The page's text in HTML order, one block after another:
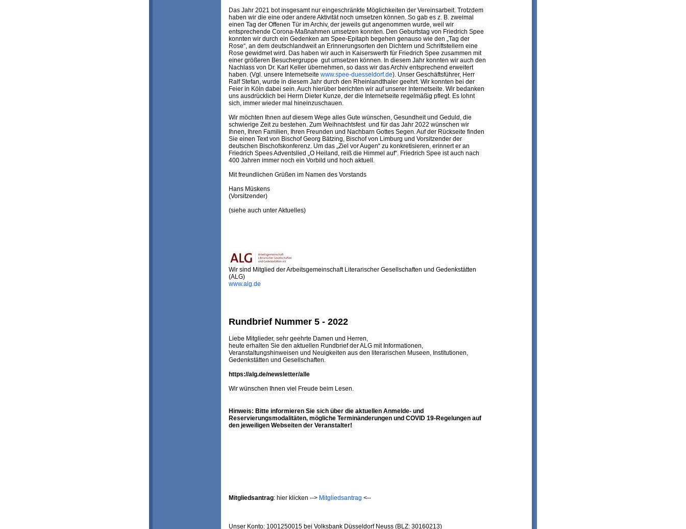
Das Jahr 2021 bot insgesamt nur eingeschränkte Möglichkeiten der Vereinsarbeit. Trotzdem
haben wir die eine oder andere Aktivität noch umsetzen können. So gab es z. B. zweimal
einen Tag der Offenen Tür im Archiv, der jeweils gut angenommen wurde, weil wir
entsprechende Corona-Maßnahmen umsetzen konnten. Den Geburtstag von Friedrich Spee
konnten wir durch ein Gedenken am Spee-Epitaph begehen genauso wie den „Tag der
Rose“, an dem deutschlandweit an Erinnerungsorten den Dichtern und Schriftstellern eine
Rose gewidmet wird. Das haben wir auch in Kaiserswerth für Friedrich Spee zusammen mit
einer größeren Besuchergruppe gut umsetzen können. In diesem Jahr konnten wir auch den
Nachlass von Dr. Karl Keller übernehmen, so dass wir das Archiv entsprechend erweitert
haben. (Vgl. unsere Internetseite www.spee-duesseldorf.de). Unser Geschäftsführer, Herr
Ralf Stefan, wurde in diesem Jahr durch den Rheinlandthaler geehrt. Wir konnten bei der
Feier in Köln dabei sein. Auch hierüber berichten wir auf unserer Internetseite. Wir bedanken
uns ausdrücklich bei Herrn Dieter Kunze, der die Internetseite regelmäßig pflegt. Es lohnt
sich, immer wieder mal hineinzuschauen.
Wir möchten Ihnen auf diesem Wege alles Gute wünschen, Gesundheit und Geduld, die
schwierige Zeit zu bestehen. Zum Weihnachtsfest und für das Jahr 2022 wünschen wir
Ihnen, Ihren Familien, Ihren Freunden und Nachbarn Gottes Segen. Auf der Rückseite finden
Sie einen Text von Bischof Georg Bätzing, Bischof von Limburg und Vorsitzender der
deutschen Bischofskonferenz. Um das „Ziel vor Augen“ zu konkretisieren, erinnert er an
Friedrich Spees Adventslied „O Heiland, reiß die Himmel auf“. Friedrich Spee ist auch nach
400 Jahren immer noch ein Vorbild und hoch aktuell.
Mit freundlichen Grüßen im Namen des Vorstands
Hans Müskens
(Vorsitzender)
(siehe auch unter Aktuelles)
Wir sind Mitglied der Arbeitsgemeinschaft Literarischer Gesellschaften und Gedenkstätten
(ALG)
www.alg.de
Rundbrief Nummer 5 - 2022
Liebe Mitglieder, sehr geehrte Damen und Herren,
heute erhalten Sie den aktuellen Rundbrief der ALG mit Informationen,
Veranstaltungshinweisen und Neuigkeiten aus den literarischen Museen, Institutionen,
Gedenkstätten und Gesellschaften.
https://alg.de/newsletter/alle
Wir wünschen Ihnen viel Freude beim Lesen.
Hinweis: Bitte informieren Sie sich über die aktuellen Anmelde- und
Reservierungsmodalitäten, mögliche Terminänderungen und COVID 19-Regelungen auf
den jeweiligen Webseiten der Veranstalter!
Mitgliedsantrag: hier klicken --> Mitgliedsantrag <--
Unser Konto: 1001250015 bei Volksbank Düsseldorf Neuss (BLZ: 30160213)